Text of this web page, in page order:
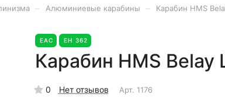
Алюминиевые карабины Карабин HMS
EAC ЕН 362
Карабин HMS Belay
0 Нет отзывов Арт. 1176